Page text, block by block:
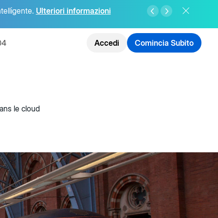
Ulteriori informazioni
Accedi Comincia Subito
le cloud